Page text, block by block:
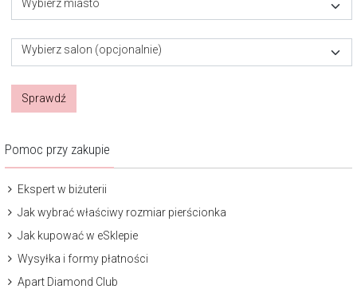
Wybierz miasto
Wybierz salon (opcjonalnie)
Sprawdź
Pomoc przy zakupie
Ekspert w biżuterii
Jak wybrać właściwy rozmiar pierścionka
Jak kupować w eSklepie
Wysyłka i formy płatności
Apart Diamond Club